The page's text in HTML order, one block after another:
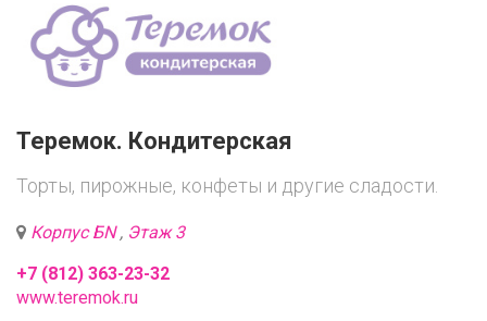
Теремок. Кондитерская
Торты, пирожные, конфеты и другие сладости.
Корпус БN, Этаж 3
+7 (812) 363-23-32
www.teremok.ru